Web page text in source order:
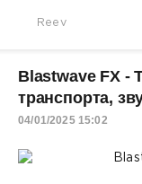
Reev
Blastwave FX -
транспорта,
04/01/2025 15:02